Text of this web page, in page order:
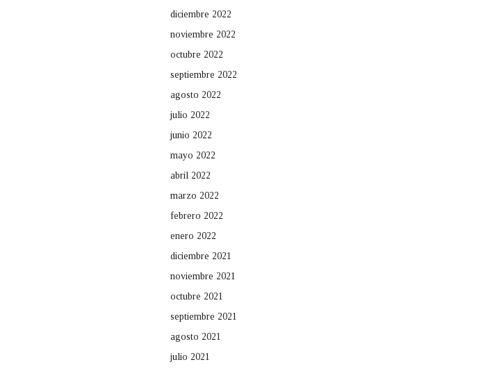
diciembre 2022
noviembre 2022
octubre 2022
septiembre 2022
agosto 2022
julio 2022
junio 2022
mayo 2022
abril 2022
marzo 2022
febrero 2022
enero 2022
diciembre 2021
noviembre 2021
octubre 2021
septiembre 2021
agosto 2021
julio 2021